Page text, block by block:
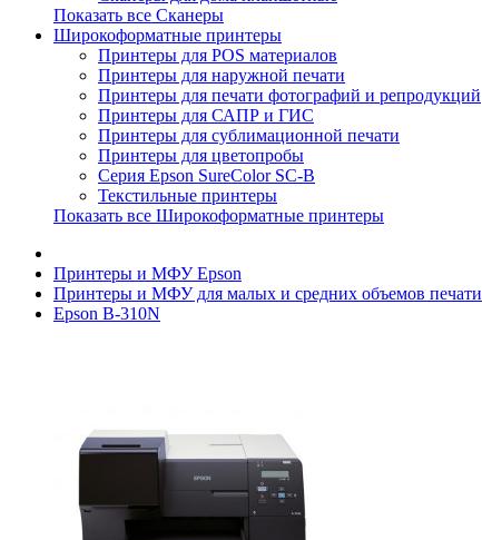
Показать все Сканеры
Широкоформатные принтеры
Принтеры для POS материалов
Принтеры для наружной печати
Принтеры для печати фотографий и репродукций
Принтеры для САПР и ГИС
Принтеры для сублимационной печати
Принтеры для цветопробы
Серия Epson SureColor SC-B
Текстильные принтеры
Показать все Широкоформатные принтеры
Принтеры и МФУ Epson
Принтеры и МФУ для малых и средних объемов печати
Epson B-310N